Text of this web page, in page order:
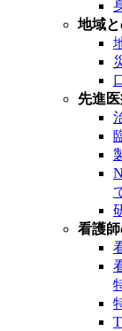
地域
先進
看護